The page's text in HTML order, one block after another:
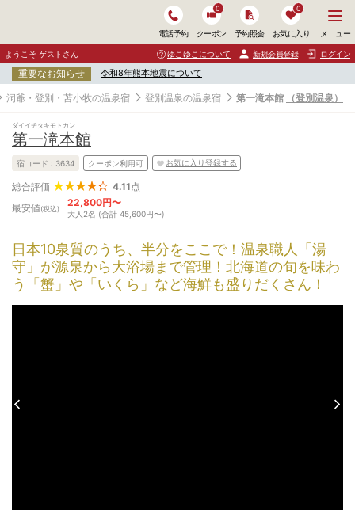
電話予約 クーポン
0
予約照会 お気に入り
0
ニ
ュ
ー
開
く
メニュー
ようこそ ゲストさん ゆこゆこについて 新規会員登録 ログイン
重要なお知らせ 令和8年熊本地震について
洞爺・登別・苫小牧の温泉宿 登別温泉の温泉宿 第一滝本館 （登別温泉）
ダイイチタキモトカン
第一滝本館
宿コード : 3634 クーポン利用可 お気に入り登録する
総合評価 4.11 点
最安値(税込)
22,800円〜
大人2名 (合計 45,600円〜)
日本10泉質のうち、半分をここで！温泉職人「湯
守」が源泉から大浴場まで管理！北海道の旬を味わ
う「蟹」や「いくら」など海鮮も盛りだくさん！